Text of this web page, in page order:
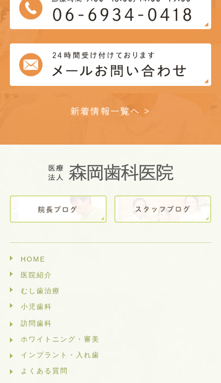
新着情報一覧へ >
HOME
医院紹介
むし歯治療
小児歯科
訪問歯科
ホワイトニング・審美
インプラント・入れ歯
よくある質問